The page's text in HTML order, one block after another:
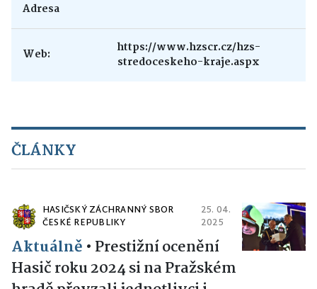
Adresa
Web:
https://www.hzscr.cz/hzs-
stredoceskeho-kraje.aspx
ČLÁNKY
HASIČSKÝ ZÁCHRANNÝ SBOR
ČESKÉ REPUBLIKY
25. 04.
2025
Aktuálně • Prestižní ocenění
Hasič roku 2024 si na Pražském